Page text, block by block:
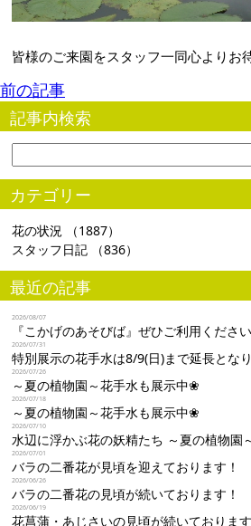
皆様のご来園をスタッフ一同心よりお
前の記事
記事内検索
カテゴリー
花の状況 （1887）
スタッフ日記 （836）
最近の記事
2026/08/07
『こかげのあそびば』ぜひご利用くださ
2026/07/31
特別展示の花手水は8/9(日)まで延長とな
2026/07/26
～夏の植物園～花手水も展示中❀
2026/07/18
～夏の植物園～花手水も展示中❀
2026/07/10
水辺に浮かぶ花の妖精たち ～夏の植物園
2026/07/01
バラの二番花が見頃を迎えております！
2026/06/26
バラの二番花の見頃が続いております！
2026/06/19
花菖蒲・あじさいの見頃が続いております